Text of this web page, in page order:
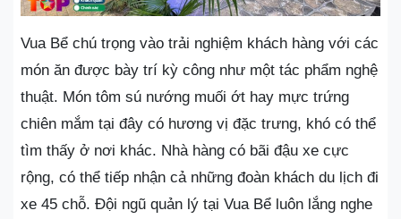
Vua Bể chú trọng vào trải nghiệm khách hàng với các
món ăn được bày trí kỳ công như một tác phẩm nghệ
thuật. Món tôm sú nướng muối ớt hay mực trứng
chiên mắm tại đây có hương vị đặc trưng, khó có thể
tìm thấy ở nơi khác. Nhà hàng có bãi đậu xe cực
rộng, có thể tiếp nhận cả những đoàn khách du lịch đi
xe 45 chỗ. Đội ngũ quản lý tại Vua Bể luôn lắng nghe